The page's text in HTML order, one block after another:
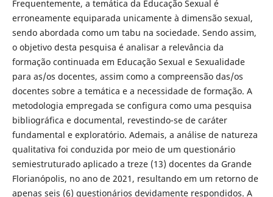
Frequentemente, a temática da Educação Sexual é
erroneamente equiparada unicamente à dimensão sexual,
sendo abordada como um tabu na sociedade. Sendo assim,
o objetivo desta pesquisa é analisar a relevância da
formação continuada em Educação Sexual e Sexualidade
para as/os docentes, assim como a compreensão das/os
docentes sobre a temática e a necessidade de formação. A
metodologia empregada se configura como uma pesquisa
bibliográfica e documental, revestindo-se de caráter
fundamental e exploratório. Ademais, a análise de natureza
qualitativa foi conduzida por meio de um questionário
semiestruturado aplicado a treze (13) docentes da Grande
Florianópolis, no ano de 2021, resultando em um retorno de
apenas seis (6) questionários devidamente respondidos. A